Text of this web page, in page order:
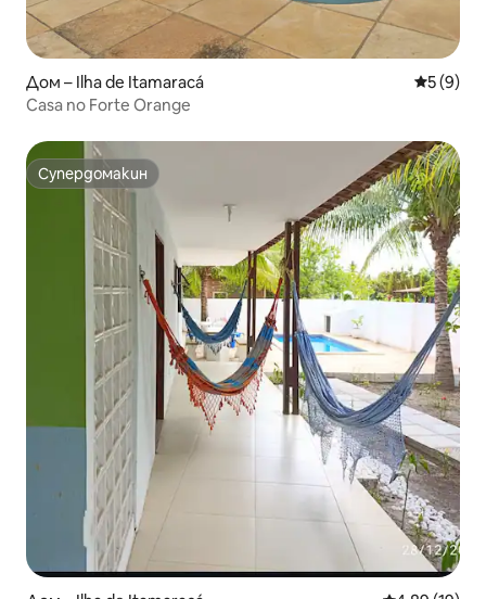
Дом – Ilha de Itamaracá Средна
5 (9)
Casa no Forte Orange
Супердомакин
Супердомакин